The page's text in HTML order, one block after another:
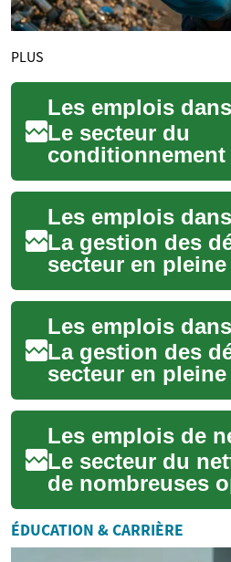
PLUS
Le secteur du
est un domaine
nombreuses
d'emploi en
La gestion des
secteur en
qui offre de
opportunités
professionnelles
La gestion des
secteur en
qui offre de
opportunités
Le secteur du
de nombreuses
d'emploi dans
environnements,
aux locaux ...
ÉDUCATION & CARRIÈRE